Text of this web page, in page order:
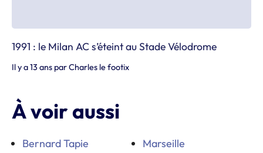
1991 : le Milan AC s’éteint au Stade Vélodrome
Il y a 13 ans parCharles le footix
À voir aussi
Bernard Tapie
Marseille